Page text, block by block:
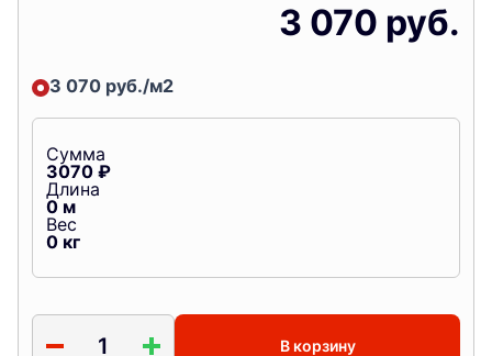
3 070 руб.
3 070 руб./м2
Сумма
3070 ₽
Длина
0м
Вес
0 кг
В корзину